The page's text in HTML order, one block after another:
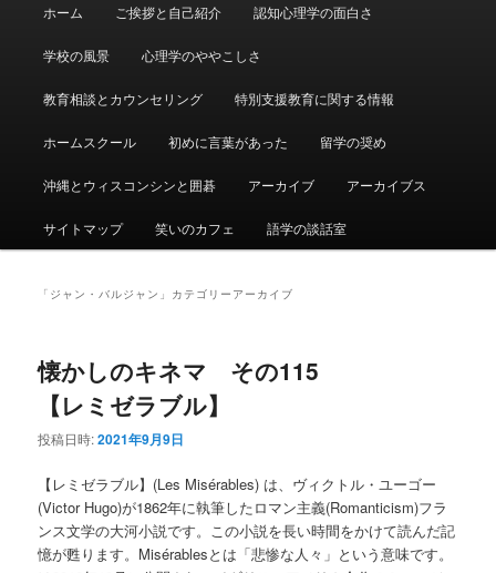
ホーム ご挨拶と自己紹介 認知心理学の面白さ
学校の風景 心理学のややこしさ
教育相談とカウンセリング 特別支援教育に関する情報
ホームスクール 初めに言葉があった 留学の奨め
沖縄とウィスコンシンと囲碁 アーカイブ アーカイブス
サイトマップ 笑いのカフェ 語学の談話室
「 ジャン・バルジャン 」カテゴリーアーカイブ
懐かしのキネマ その115
【レミゼラブル】
投稿日時:2021年9月9日
【レミゼラブル】(Les Misérables) は、ヴィクトル・ユーゴー
(Victor Hugo)が1862年に執筆したロマン主義(Romanticism)フラ
ンス文学の大河小説です。この小説を長い時間をかけて読んだ記
憶が甦ります。Misérablesとは「悲惨な人々」という意味です。